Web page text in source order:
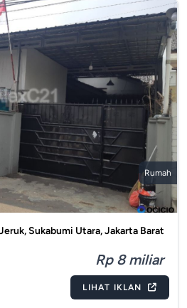
Rumah
Sukabumi Utara, Jakarta Barat
Rp 8 miliar
LIHAT IKLAN